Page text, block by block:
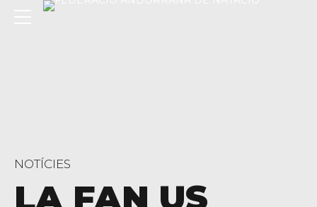
NOTÍCIES
LA FAN US